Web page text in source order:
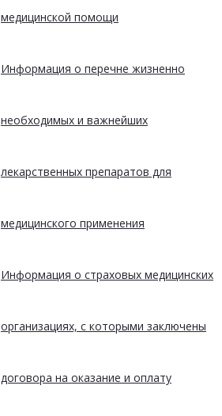
медицинской помощи
Информация о перечне жизненно
необходимых и важнейших
лекарственных препаратов для
медицинского применения
Информация о страховых медицинских
организациях, с которыми заключены
договора на оказание и оплату